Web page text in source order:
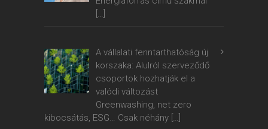
A vállalati fenntarthatóság új
korszaka: Alulról szerveződő
csoportok hozhatják el a
valódi változást
Greenwashing, net zero
kibocsátás, ESG… Csak néhány […]